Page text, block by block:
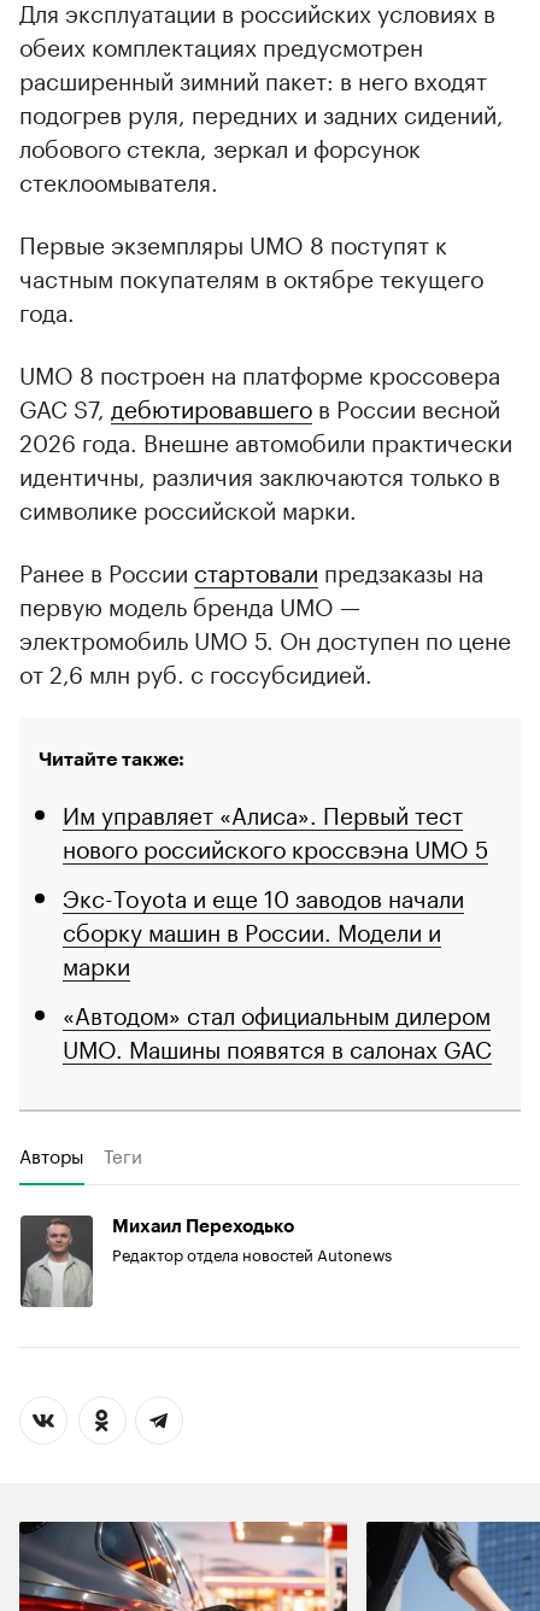
Для эксплуатации в российских условиях в
обеих комплектациях предусмотрен
расширенный зимний пакет: в него входят
подогрев руля, передних и задних сидений,
лобового стекла, зеркал и форсунок
стеклоомывателя.
Первые экземпляры UMO 8 поступят к
частным покупателям в октябре текущего
года.
UMO 8 построен на платформе кроссовера
GAC S7, дебютировавшего в России весной
2026 года. Внешне автомобили практически
идентичны, различия заключаются только в
символике российской марки.
Ранее в России стартовали предзаказы на
первую модель бренда UMO —
электромобиль UMO 5. Он доступен по цене
от 2,6 млн руб. с госсубсидией.
Читайте также:
Им управляет «Алиса». Первый тест
нового российского кроссвэна UMO 5
Экс-Toyota и еще 10 заводов начали
сборку машин в России. Модели и
марки
«Автодом» стал официальным дилером
UMO. Машины появятся в салонах GAC
Авторы Теги
Михаил Переходько
Редактор отдела новостей Autonews